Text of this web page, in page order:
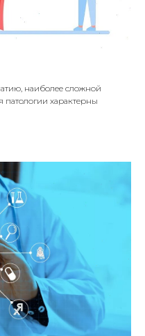
наиболее сложной
патологии характерны